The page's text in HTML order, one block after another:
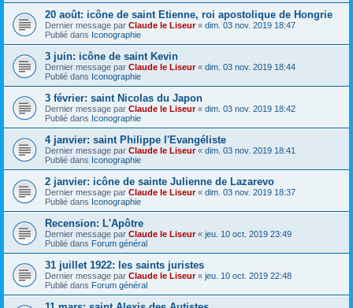
20 août: icône de saint Etienne, roi apostolique de Hongrie
Dernier message par Claude le Liseur« dim. 03 nov. 2019 18:47
Publié dans Iconographie
3 juin: icône de saint Kevin
Dernier message par Claude le Liseur« dim. 03 nov. 2019 18:44
Publié dans Iconographie
3 février: saint Nicolas du Japon
Dernier message par Claude le Liseur« dim. 03 nov. 2019 18:42
Publié dans Iconographie
4 janvier: saint Philippe l'Evangéliste
Dernier message par Claude le Liseur« dim. 03 nov. 2019 18:41
Publié dans Iconographie
2 janvier: icône de sainte Julienne de Lazarevo
Dernier message par Claude le Liseur« dim. 03 nov. 2019 18:37
Publié dans Iconographie
Recension: L'Apôtre
Dernier message par Claude le Liseur« jeu. 10 oct. 2019 23:49
Publié dans Forum général
31 juillet 1922: les saints juristes
Dernier message par Claude le Liseur« jeu. 10 oct. 2019 22:48
Publié dans Forum général